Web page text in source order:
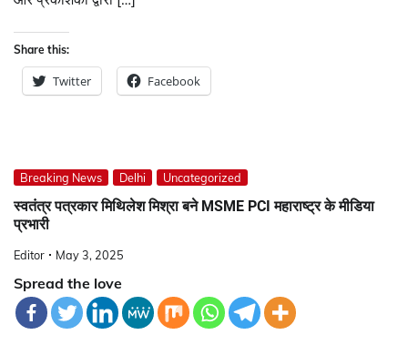
Share this:
Twitter Facebook
Breaking News Delhi Uncategorized
स्वतंत्र पत्रकार मिथिलेश मिश्रा बने MSME PCI महाराष्ट्र के मीडिया
प्रभारी
Editor May 3, 2025
Spread the love